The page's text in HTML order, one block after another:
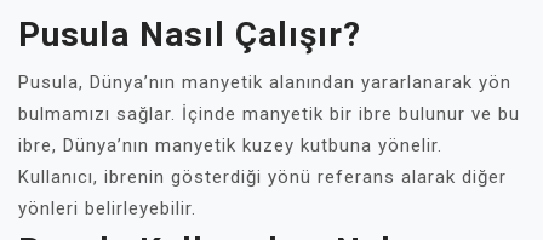
Pusula Nasıl Çalışır?
Pusula, Dünya’nın manyetik alanından yararlanarak yön
bulmamızı sağlar. İçinde manyetik bir ibre bulunur ve bu
ibre, Dünya’nın manyetik kuzey kutbuna yönelir.
Kullanıcı, ibrenin gösterdiği yönü referans alarak diğer
yönleri belirleyebilir.